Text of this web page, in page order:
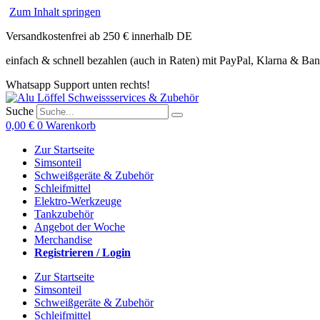
Zum Inhalt springen
Versandkostenfrei ab 250 € innerhalb DE
einfach & schnell bezahlen (auch in Raten) mit PayPal, Klarna &
Whatsapp Support unten rechts!
Suche
0,00 € 0 Warenkorb
Zur Startseite
Simsonteil
Schweißgeräte & Zubehör
Schleifmittel
Elektro-Werkzeuge
Tankzubehör
Angebot der Woche
Merchandise
Registrieren / Login
Zur Startseite
Simsonteil
Schweißgeräte & Zubehör
Schleifmittel